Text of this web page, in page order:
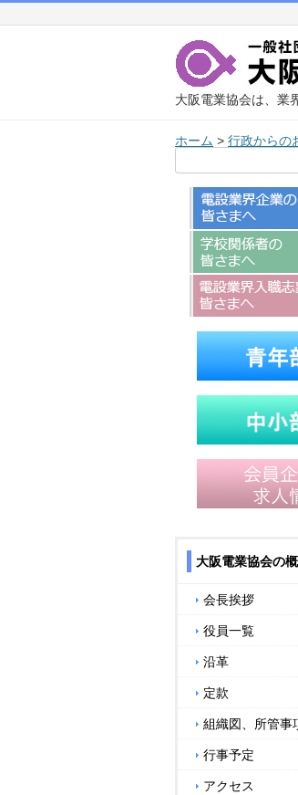
大阪電業協会は、業
ホーム > 行政からの
大阪電業協会の
会長挨拶
役員一覧
沿革
定款
組織図、所管事
行事予定
アクセス